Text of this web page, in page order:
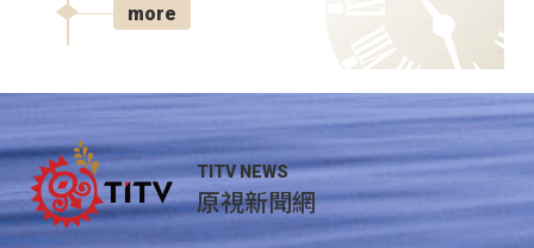
more
TITV NEWS
原視新聞網